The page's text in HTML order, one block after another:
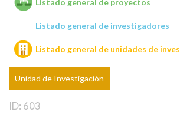
Unidades de investigación
Listado general de proyectos
Listado general de investigadores
Listado general de unidades de
Unidad de Investigación
ID: 603